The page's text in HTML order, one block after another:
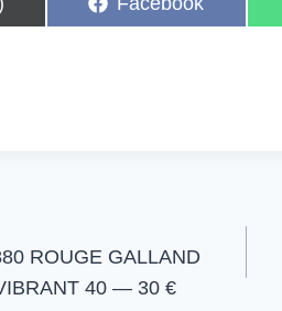
o
ROUGE GALLAND
40 — 30 €